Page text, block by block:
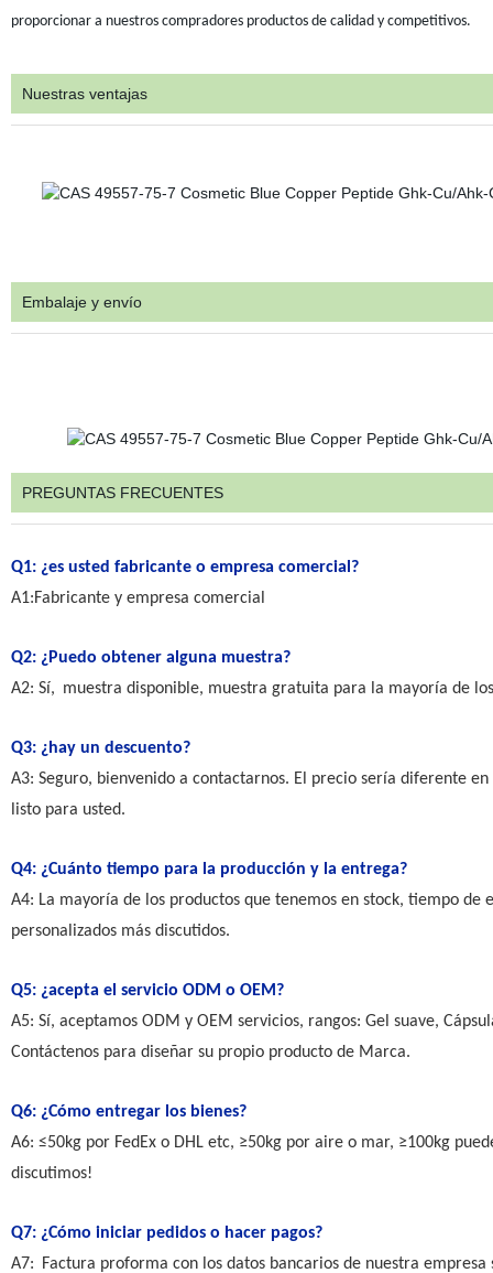
proporcionar a nuestros compradores productos de calidad y competitivos.
Nuestras ventajas
Embalaje y envío
PREGUNTAS FRECUENTES
Q1: ¿es usted fabricante o empresa comercial?
A1:Fabricante y empresa comercial
Q2: ¿Puedo obtener alguna muestra?
A2: Sí, muestra disponible, muestra gratuita para la mayoría de
Q3: ¿hay un descuento?
A3: Seguro, bienvenido a contactarnos. El precio sería diferente
listo para usted.
Q4: ¿Cuánto tiempo para la producción y la entrega?
A4: La mayoría de los productos que tenemos en stock, tiempo
personalizados más discutidos.
Q5: ¿acepta el servicio ODM o OEM?
A5: Sí, aceptamos ODM y OEM servicios, rangos: Gel suave,
Contáctenos para diseñar su propio producto de Marca.
Q6: ¿Cómo entregar los bienes?
A6: ≤50kg por FedEx o DHL etc, ≥50kg por aireo mar, ≥100kg
discutimos!
Q7: ¿Cómo iniciar pedidos o hacer pagos?
A7:
Factura proforma con los datos bancarios de nuestra